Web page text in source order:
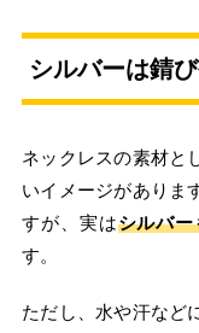
シルバーは錆
ネックレスの素材と
いイメージがありま
すが、実はシルバ
す。
ただし、水や汗など